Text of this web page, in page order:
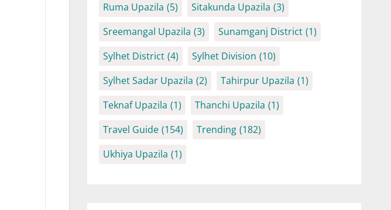
Ruma Upazila (5) Sitakunda Upazila (3)
Sreemangal Upazila (3) Sunamganj District (1)
Sylhet District (4) Sylhet Division (10)
Sylhet Sadar Upazila (2) Tahirpur Upazila (1)
Teknaf Upazila (1) Thanchi Upazila (1)
Travel Guide (154) Trending (182)
Ukhiya Upazila (1)